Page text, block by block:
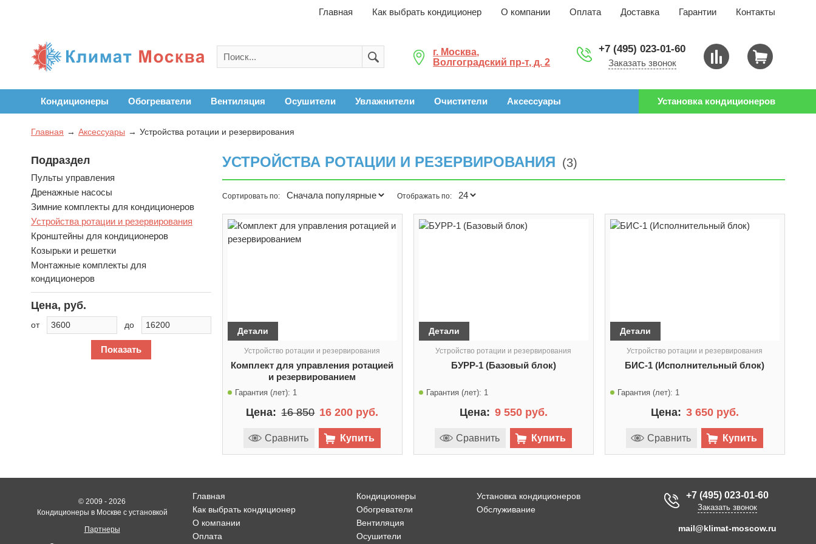
Главная Как выбрать кондиционер О компании Оплата Доставка Гарантии Контакты
г. Москва,
Волгоградский пр-т, д. 2
+7 (495) 023-01-60
Заказать звонок
Кондиционеры Обогреватели Вентиляция Осушители Увлажнители Очистители Аксессуары Установка кондиционеров
Главная Аксессуары Устройства ротации и резервирования
УСТРОЙСТВА РОТАЦИИ И РЕЗЕРВИРОВАНИЯ (3)
Сортировать по: Отображать по:
Детали
Устройство ротации и резервирования
Комплект для управления ротацией
и резервированием
Гарантия (лет): 1
Цена: 16 200 руб.
16 850
Сравнить Купить
Детали
Устройство ротации и резервирования
БУРР-1 (Базовый блок)
Гарантия (лет): 1
Цена: 9 550 руб.
Сравнить Купить
Детали
Устройство ротации и резервирования
БИС-1 (Исполнительный блок)
Гарантия (лет): 1
Цена: 3 650 руб.
Сравнить Купить
Подраздел
Пульты управления
Дренажные насосы
Зимние комплекты для кондиционеров
Устройства ротации и резервирования
Кронштейны для кондиционеров
Козырьки и решетки
Монтажные комплекты для
кондиционеров
Цена, руб.
от до
Показать
© 2009 - 2026
Кондиционеры в Москве с установкой
Партнеры
Главная
Как выбрать кондиционер
О компании
Оплата
Кондиционеры
Обогреватели
Вентиляция
Осушители
Установка кондиционеров
Обслуживание
+7 (495) 023-01-60
Заказать звонок
mail@klimat-moscow.ru